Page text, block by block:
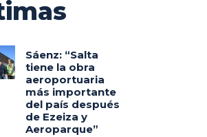
Sáenz: “Salta
tiene la obra
aeroportuaria
más importante
del país después
de Ezeiza y
Aeroparque”